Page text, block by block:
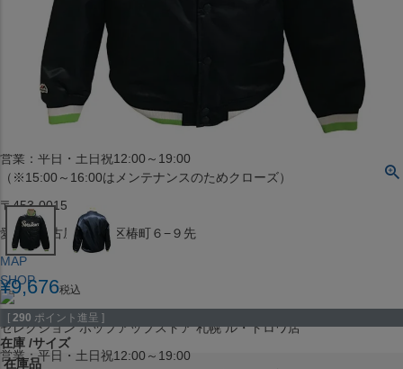
〒101-0061
東京都千代田区神田三崎町２丁目２２−１ 1F
セレクション名古屋エスカ地下街店
営業：平日・土日祝12:00～19:00
（※15:00～16:00はメンテナンスのためクローズ）
〒453-0015
愛知県名古屋市中村区椿町６−９先
MAP
SHOP
セレクション ポップアップストア 札幌 ル・トロワ店
営業：平日・土日祝12:00～19:00
¥9,676税込
[ 290 ポイント進呈 ]
在庫 サイズ
在庫品